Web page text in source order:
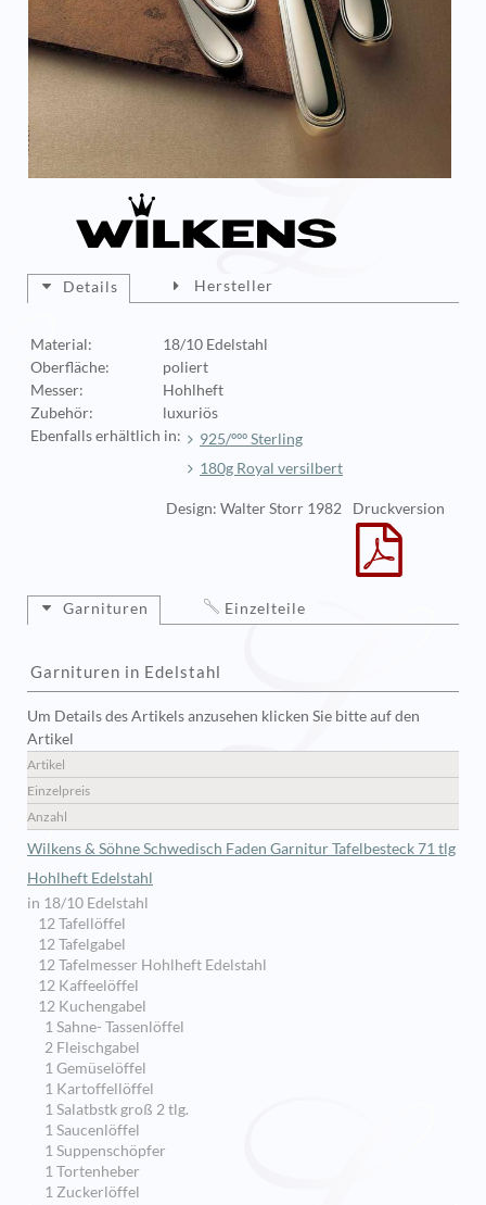
Details
Material:
18/10 Edelstahl
Oberfläche:
poliert
Messer:
Hohlheft
Zubehör:
luxuriös
Ebenfalls erhältlich in:
925/ººº Sterling
180g Royal versilbert
Hersteller
Design: Walter Storr 1982 Druckversion
Garnituren
Garnituren in Edelstahl
Um Details des Artikels anzusehen klicken Sie bitte auf den
Artikel
Artikel
Einzelpreis
Anzahl
Wilkens & Söhne Schwedisch Faden Garnitur Tafelbesteck 71 tlg
Hohlheft Edelstahl
in 18/10 Edelstahl
12 Tafellöffel
12 Tafelgabel
12 Tafelmesser Hohlheft Edelstahl
12 Kaffeelöffel
12 Kuchengabel
1 Sahne- Tassenlöffel
2 Fleischgabel
1 Gemüselöffel
1 Kartoffellöffel
1 Salatbstk groß 2 tlg.
1 Saucenlöffel
1 Suppenschöpfer
1 Tortenheber
1 Zuckerlöffel
Einzelteile